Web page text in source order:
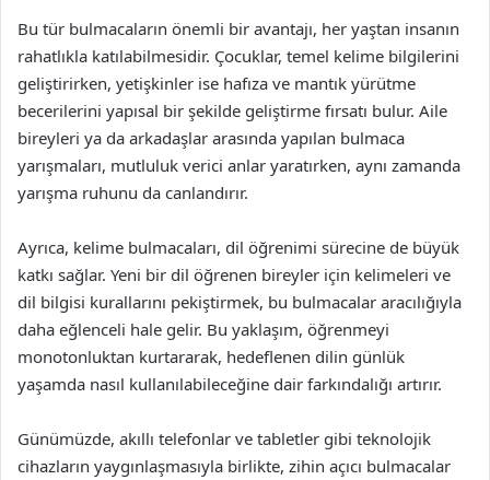
Bu tür bulmacaların önemli bir avantajı, her yaştan insanın
rahatlıkla katılabilmesidir. Çocuklar, temel kelime bilgilerini
geliştirirken, yetişkinler ise hafıza ve mantık yürütme
becerilerini yapısal bir şekilde geliştirme fırsatı bulur. Aile
bireyleri ya da arkadaşlar arasında yapılan bulmaca
yarışmaları, mutluluk verici anlar yaratırken, aynı zamanda
yarışma ruhunu da canlandırır.
Ayrıca, kelime bulmacaları, dil öğrenimi sürecine de büyük
katkı sağlar. Yeni bir dil öğrenen bireyler için kelimeleri ve
dil bilgisi kurallarını pekiştirmek, bu bulmacalar aracılığıyla
daha eğlenceli hale gelir. Bu yaklaşım, öğrenmeyi
monotonluktan kurtararak, hedeflenen dilin günlük
yaşamda nasıl kullanılabileceğine dair farkındalığı artırır.
Günümüzde, akıllı telefonlar ve tabletler gibi teknolojik
cihazların yaygınlaşmasıyla birlikte, zihin açıcı bulmacalar